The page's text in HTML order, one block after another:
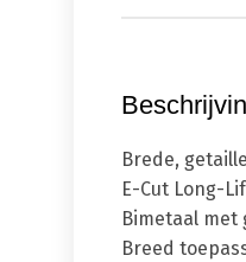
Brede,
E-Cut Long-
Bimetaal
Breed